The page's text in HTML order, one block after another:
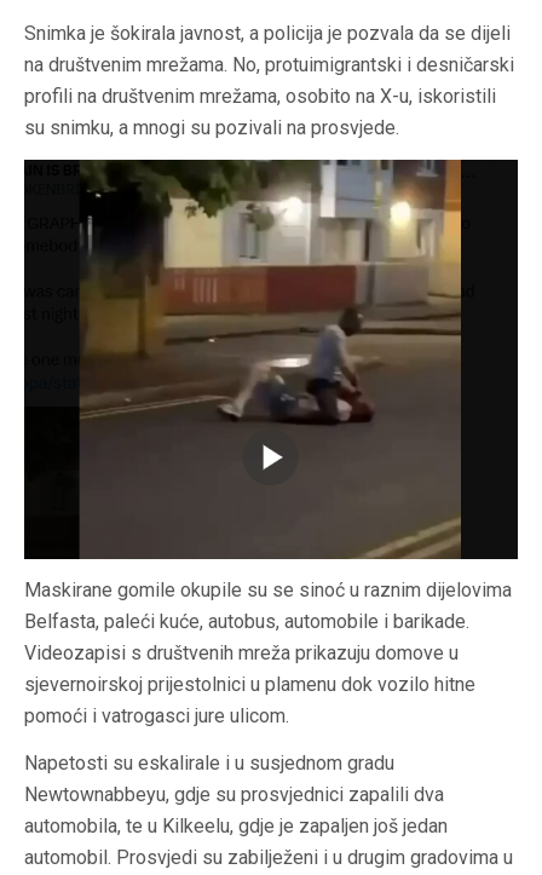
Snimka je šokirala javnost, a policija je pozvala da se dijeli
na društvenim mrežama. No, protuimigrantski i desničarski
profili na društvenim mrežama, osobito na X-u, iskoristili
su snimku, a mnogi su pozivali na prosvjede.
Maskirane gomile okupile su se sinoć u raznim dijelovima
Belfasta, paleći kuće, autobus, automobile i barikade.
Videozapisi s društvenih mreža prikazuju domove u
sjevernoirskoj prijestolnici u plamenu dok vozilo hitne
pomoći i vatrogasci jure ulicom.
Napetosti su eskalirale i u susjednom gradu
Newtownabbeyu, gdje su prosvjednici zapalili dva
automobila, te u Kilkeelu, gdje je zapaljen još jedan
automobil. Prosvjedi su zabilježeni i u drugim gradovima u